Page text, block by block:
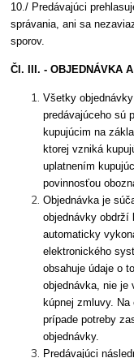
10./ Predávajúci
správania, ani sa
sporov.
Čl. III. - OBJEDNÁVKA
Všetky
predávajúceho sú
kupujúcim na
ktorej vzniká
uplatnením
povinnosťou
Objednávka je
objednávky obdrží
automaticky
elektronického
obsahuje údaje o
objednávka, nie je
kúpnej zmluvy.
prípade potreby
objednávky.
Predávajúci